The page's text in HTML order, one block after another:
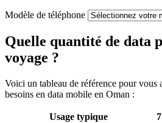
Modèle de téléphone
Quelle quantité de data
voyage ?
Voici un tableau de référence pour vous
besoins en data mobile en Oman :
Usage typique 7